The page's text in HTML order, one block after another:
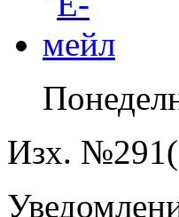
Изх.